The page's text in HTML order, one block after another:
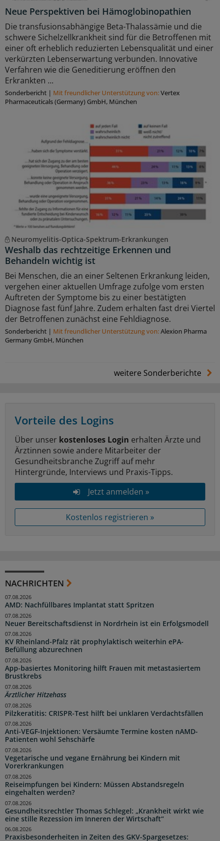
Neue Perspektiven bei Hämoglobinopathien
Die transfusionsabhängige Beta-Thalassämie und die
schwere Sichelzellkrankheit sind für die Betroffenen mit
einer oft erheblich reduzierten Lebensqualität und einer
verkürzten Lebenserwartung verbunden. Innovative
Verfahren wie die Geneditierung eröffnen den
Erkrankten ...
Sonderbericht | Mit freundlicher Unterstützung von:Vertex
Pharmaceuticals (Germany) GmbH, München
Neuromyelitis-Optica-Spektrum-Erkrankungen
Weshalb das rechtzeitige Erkennen und
Behandeln wichtig ist
Bei Menschen, die an einer Seltenen Erkrankung leiden,
vergehen einer aktuellen Umfrage zufolge vom ersten
Auftreten der Symptome bis zu einer bestätigten
Diagnose fast fünf Jahre. Zudem erhalten fast drei Viertel
der Betroffenen zunächst eine Fehldiagnose.
Sonderbericht | Mit freundlicher Unterstützung von:Alexion Pharma
Germany GmbH, München
weitere Sonderberichte
Vorteile des Logins
Über unser kostenloses Login erhalten Ärzte und
Ärztinnen sowie andere Mitarbeiter der
Gesundheitsbranche Zugriff auf mehr
Hintergründe, Interviews und Praxis-Tipps.
Jetzt anmelden »
Kostenlos registrieren »
NACHRICHTEN
AMD: Nachfüllbares Implantat statt Spritzen
07.08.2026
Neuer Bereitschaftsdienst in Nordrhein ist ein Erfolgsmodell
07.08.2026
KV Rheinland-Pfalz rät prophylaktisch weiterhin ePA-
Befüllung abzurechnen
07.08.2026
App-basiertes Monitoring hilft Frauen mit metastasiertem
Brustkrebs
07.08.2026
Ärztlicher Hitzehass
07.08.2026
Pilzkeratitis: CRISPR-Test hilft bei unklaren Verdachtsfällen
07.08.2026
Anti-VEGF-Injektionen: Versäumte Termine kosten nAMD-
Patienten wohl Sehschärfe
07.08.2026
Vegetarische und vegane Ernährung bei Kindern mit
Vorerkrankungen
07.08.2026
Reiseimpfungen bei Kindern: Müssen Abstandsregeln
eingehalten werden?
07.08.2026
Gesundheitsrechtler Thomas Schlegel: „Krankheit wirkt wie
eine stille Rezession im Inneren der Wirtschaft“
07.08.2026
Praxisbesonderheiten in Zeiten des GKV-Spargesetzes:
06.08.2026